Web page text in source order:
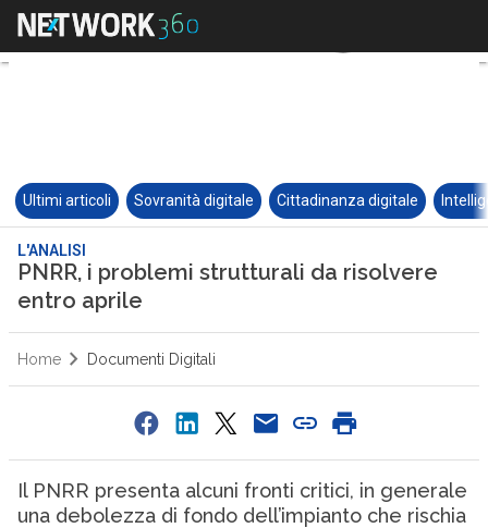
Ultimi articoli Sovranità digitale Cittadinanza digitale
L'ANALISI
PNRR, i problemi strutturali da risolvere
entro aprile
Home Documenti Digitali
Il PNRR presenta alcuni fronti critici, in generale
una debolezza di fondo dell’impianto che rischia